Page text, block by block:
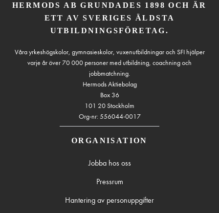
HERMODS AB GRUNDADES 1898 OCH ÄR
ETT AV SVERIGES ÄLDSTA
UTBILDNINGSFÖRETAG.
Våra yrkeshögskolor, gymnasieskolor, vuxenutbildningar och SFI hjälper
varje år över 70 000 personer med utbildning, coachning och
jobbmatchning.
Hermods Aktiebolag
Box 36
101 20 Stockholm
Org-nr: 556044-0017
ORGANISATION
Jobba hos oss
Pressrum
Hantering av personuppgifter